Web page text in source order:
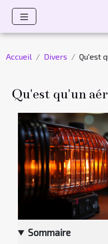
Accueil Divers Qu'est
Qu'est qu'un
Sommaire